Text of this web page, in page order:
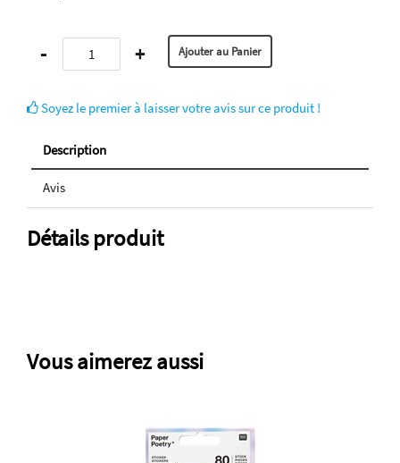
- +
Soyez le premier à laisser votre avis sur ce produit !
Description
Avis
Détails produit
Vous aimerez aussi